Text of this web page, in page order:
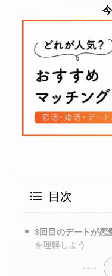
目次
3回目のデートが恋
を理解しよう